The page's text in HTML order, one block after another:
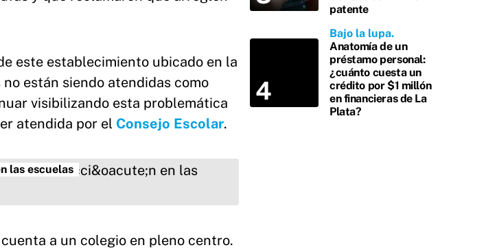
este establecimiento ubicado en la
están siendo atendidas como
visibilizando esta problemática
atendida por el Consejo Escolar.
las escuelas
a un colegio en pleno centro.
patente
Bajo la lupa
Anatomía de un
préstamo personal:
¿cuánto cuesta un
crédito por $1 millón
en financieras de La
Plata?